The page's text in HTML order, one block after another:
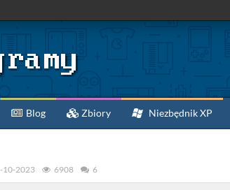
Blog Zbiory Niezbędnik XP
10-2023 6908 6